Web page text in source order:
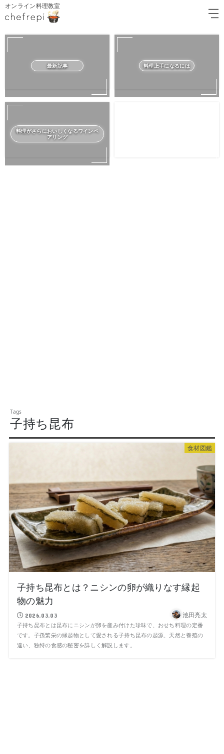
オンライン料理教室
最新記事 料理上手になるには
料理がさらにおいしくなるワインペ
アリング
子持ち昆布
食材図鑑
子持ち昆布とは？ニシンの卵が織りなす縁起
物の魅力
2026.03.03 池田亮太
子持ち昆布とは昆布にニシンが卵を産み付けた珍味で、おせち料理の定番
です。子孫繁栄の縁起物として愛される子持ち昆布の起源、天然と養殖の
違い、独特の食感の秘密を詳しく解説します。